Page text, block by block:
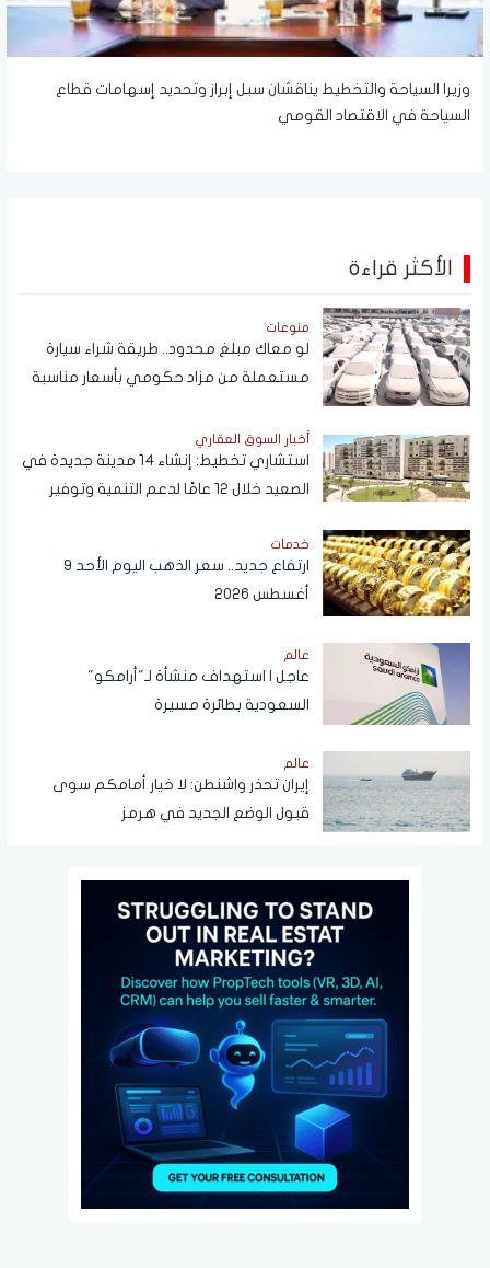
وزيرا السياحة والتخطيط يناقشان سبل إبراز وتحديد إسهامات قطاع
السياحة في الاقتصاد القومي
الأكثر قراءة
منوعات
لو معاك مبلغ محدود.. طريقة شراء سيارة
مستعملة من مزاد حكومي بأسعار مناسبة
أخبار السوق العقاري
استشاري تخطيط: إنشاء 14 مدينة جديدة في
الصعيد خلال 12 عامًا لدعم التنمية وتوفير
خدمات
ارتفاع جديد.. سعر الذهب اليوم الأحد 9
أغسطس 2026
عالم
عاجل | استهداف منشأة لـ"أرامكو"
السعودية بطائرة مسيرة
عالم
إيران تحذر واشنطن: لا خيار أمامكم سوى
قبول الوضع الجديد في هرمز